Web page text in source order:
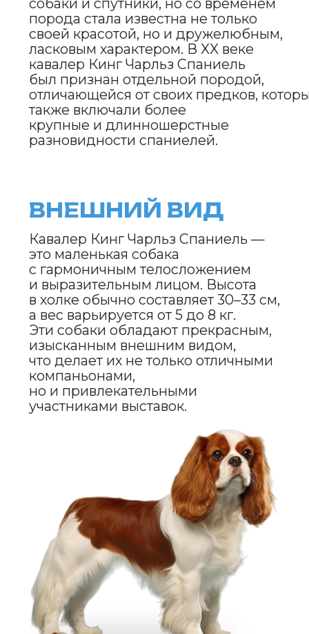
— это сочетание
черного, белого, каштанового
и соболиного (так называемый триколор).
Также встречаются
собаки с однотонным рыжим или
черно-рыжим окрасом. Кавалеры
имеют выразительные глаза,
которые придают им добрый
и нежный взгляд.
к своему владельцу
и стремятся проводить время
или на прогулке. Кавалеры —
отличные компаньоны, которые
будут радовать своего хозяина
своим присутствием и умением
быть внимательными и чуткими.
и легко ладят как с детьми,
так и с другими животными.
Кавалеры — не агрессивные собаки,
их темперамент можно охарактеризовать
как спокойный, любящий и вежливый.
Эти собаки
не любят оставаться одни
на длительное время и могут переживать
разлуку с владельцем, поэтому лучше
всего они подходят
для людей, которые могут уделить
им много внимания.
ХАРАКТЕР
И ПОВЕДЕНИЕ